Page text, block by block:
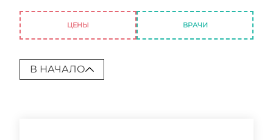
ЦЕНЫ ВРАЧИ
В НАЧАЛО